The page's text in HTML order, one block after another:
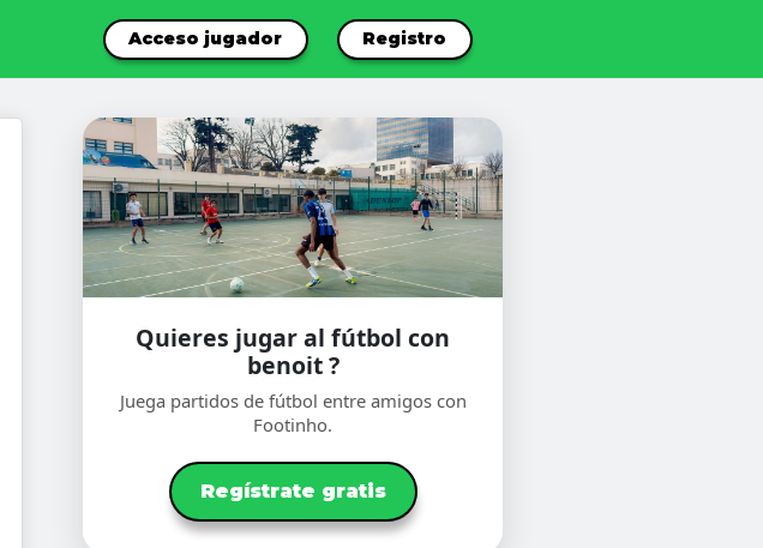
Acceso jugador Registro
Quieres jugar al fútbol con
benoit ?
Juega partidos de fútbol entre amigos con
Footinho.
Regístrate gratis